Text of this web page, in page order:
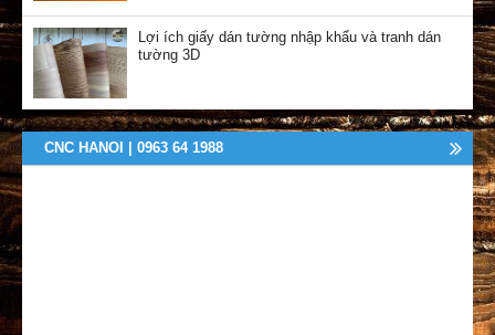
Lợi ích giấy dán tường nhập khẩu và tranh dán
tường 3D
CNC HANOI | 0963 64 1988